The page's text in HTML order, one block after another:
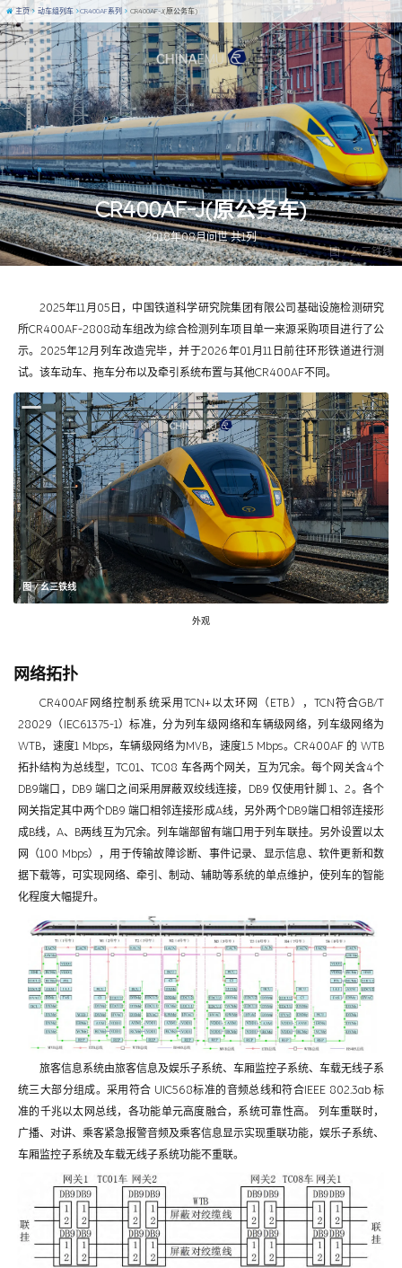
图 / 幺三铁线
CR400AF-J(原公务车)
2018年08月问世 共1列
主页 动车组列车 CR400AF系列 CR400AF-J(原公务车)
2025年11月05日，中国铁道科学研究院集团有限公司基础设施检测研究
所CR400AF-2808动车组改为综合检测列车项目单一来源采购项目进行了公
示。2025年12月列车改造完毕，并于2026年01月11日前往环形铁道进行测
试。该车动车、拖车分布以及牵引系统布置与其他CR400AF不同。
图 / 幺三铁线
外观
网络拓扑
CR400AF网络控制系统采用TCN+以太环网（ETB），TCN符合GB/T
28029（IEC61375-1）标准，分为列车级网络和车辆级网络，列车级网络为
WTB，速度1 Mbps，车辆级网络为MVB，速度1.5 Mbps。CR400AF 的 WTB
拓扑结构为总线型，TC01、TC08 车各两个网关，互为冗余。每个网关含4个
DB9端口，DB9 端口之间采用屏蔽双绞线连接，DB9 仅使用针脚 1、2。各个
网关指定其中两个DB9 端口相邻连接形成A线，另外两个DB9端口相邻连接形
成B线，A、B两线互为冗余。列车端部留有端口用于列车联挂。另外设置以太
网（100 Mbps），用于传输故障诊断、事件记录、显示信息、软件更新和数
据下载等，可实现网络、牵引、制动、辅助等系统的单点维护，使列车的智能
化程度大幅提升。
旅客信息系统由旅客信息及娱乐子系统、车厢监控子系统、车载无线子系
统三大部分组成。采用符合 UIC568标准的音频总线和符合IEEE 802.3ab 标
准的千兆以太网总线，各功能单元高度融合，系统可靠性高。 列车重联时，
广播、对讲、乘客紧急报警音频及乘客信息显示实现重联功能，娱乐子系统、
车厢监控子系统及车载无线子系统功能不重联。